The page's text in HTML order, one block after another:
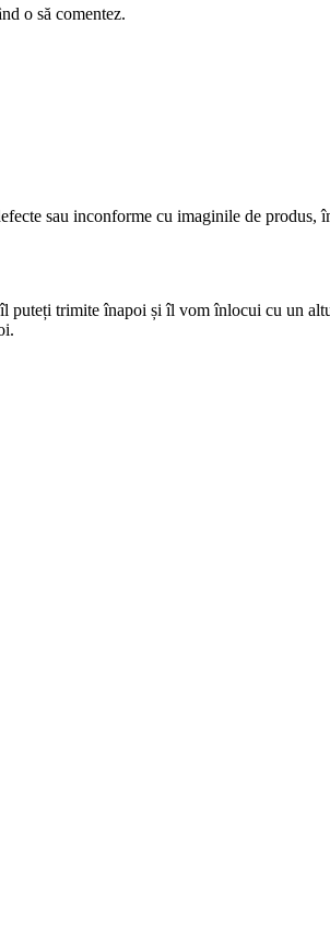
o să comentez.
sau inconforme cu imaginile de
puteți trimite înapoi și îl vom înlocui cu un